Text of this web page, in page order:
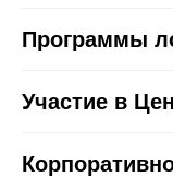
Программы
Участие в
Центр дизайна Artplay
АНО ВО «Универсальный
О школе